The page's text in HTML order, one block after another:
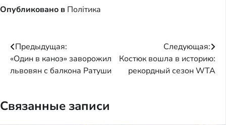
Опубликовано в Політика
Навигация
по
Предыдущая:
«Один в каноэ» заворожил
львовян с балкона Ратуши
Следующая:
Костюк вошла в историю:
рекордный сезон WTA
Связанные записи